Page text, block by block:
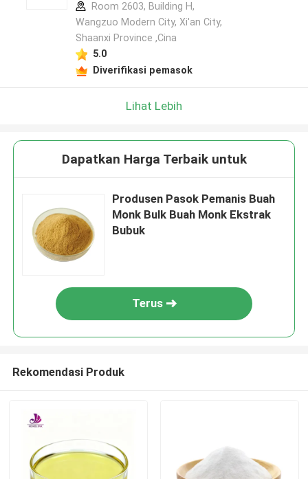
Room 2603, Building H,
Wangzuo Modern City, Xi'an City,
Shaanxi Province ,Cina
5.0
Diverifikasi pemasok
Lihat Lebih
Dapatkan Harga Terbaik untuk
Produsen Pasok Pemanis Buah
Monk Bulk Buah Monk Ekstrak
Bubuk
Terus
Rekomendasi Produk